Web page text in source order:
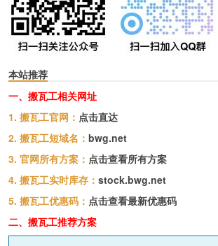
本站推荐
一、搬瓦工相关网址
1. 搬瓦工官网： 点击直达
2. 搬瓦工短域名： bwg.net
3. 官网所有方案： 点击查看所有方案
4. 搬瓦工实时库存： stock.bwg.net
5. 搬瓦工优惠码： 点击查看最新优惠码
二、搬瓦工推荐方案